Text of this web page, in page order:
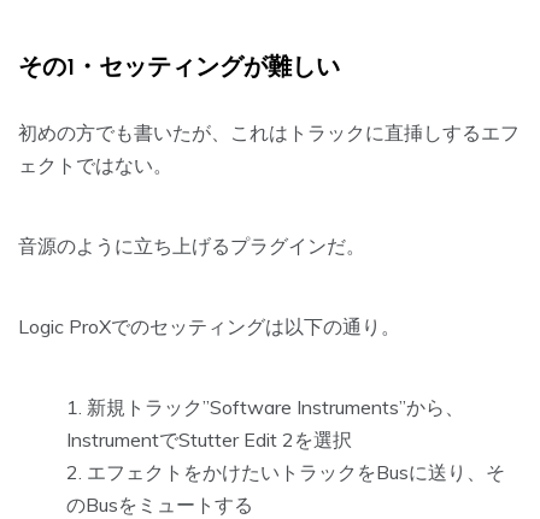
その1・セッティングが難しい
初めの方でも書いたが、これはトラックに直挿しするエフ
ェクトではない。
音源のように立ち上げるプラグインだ。
Logic ProXでのセッティングは以下の通り。
新規トラック”Software Instruments”から、
InstrumentでStutter Edit 2を選択
エフェクトをかけたいトラックをBusに送り、そ
のBusをミュートする